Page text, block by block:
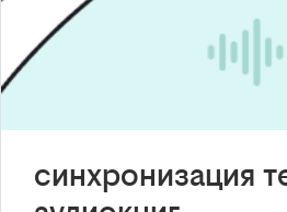
синхронизация